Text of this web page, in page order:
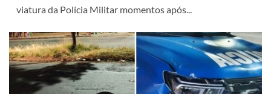
viatura da Polícia Militar momentos após...